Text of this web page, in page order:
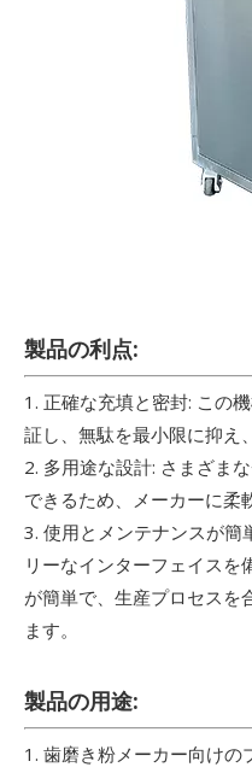
製品の利点:
1. 正確な充填と密封: この
証し、無駄を最小限に抑え
2. 多用途な設計: さまざま
できるため、メーカーに柔
3. 使用とメンテナンスが簡
リーなインターフェイスを
が簡単で、生産プロセスを
ます。
製品の用途:
1. 歯磨き粉メーカー向け